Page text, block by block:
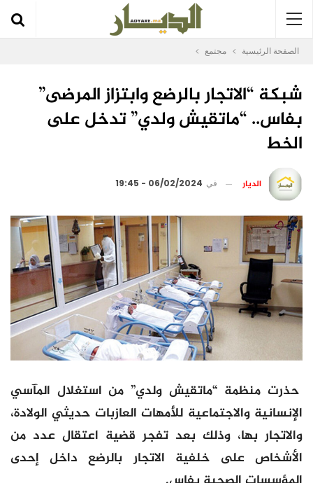
الصفحة الرئيسية مجتمع
شبكة “الاتجار بالرضع وابتزاز المرضى”
بفاس.. “ماتقيش ولدي” تدخل على
الخط
الديار في 06/02/2024 - 19:45
حذرت منظمة “ماتقيش ولدي” من استغلال المآسي
الإنسانية والاجتماعية للأمهات العازبات حديثي الولادة،
والاتجار بها، وذلك بعد تفجر قضية اعتقال عدد من
الأشخاص على خلفية الاتجار بالرضع داخل إحدى